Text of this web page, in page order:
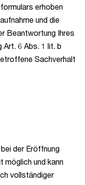
erhoben
und die
Beantwortung Ihres
Art. 6 Abs. 1 lit. b
Sachverhalt
der Eröffnung
möglich und kann
vollständiger